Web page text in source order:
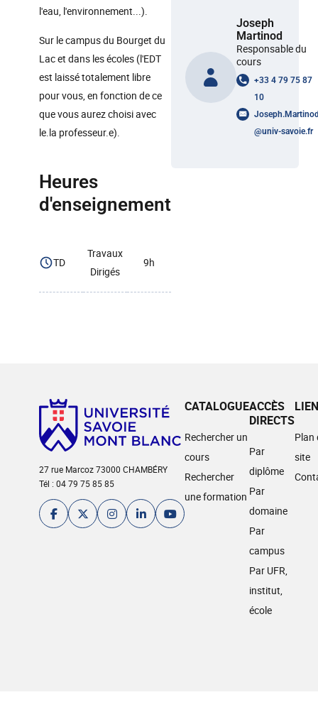
l'eau, l'environnement...).
Sur le campus du Bourget du
Lac et dans les écoles (l'EDT
est laissé totalement libre
pour vous, en fonction de ce
que vous aurez choisi avec
le.la professeur.e).
Heures
d'enseignement
TD
Travaux
Dirigés
9h
Joseph
Martinod
Responsable du
cours
+33 4 79 75 87
10
@univ-savoie.fr
27 rue Marcoz 73000 CHAMBÉRY
Tél : 04 79 75 85 85
CATALOGUE
Rechercher un
cours
Rechercher
une formation
ACCÈS
DIRECTS
Par
diplôme
Par
domaine
Par
campus
Par UFR,
institut,
école
Plan
site